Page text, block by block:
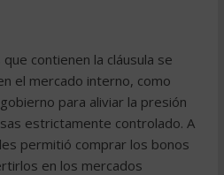
contienen la cláusula se
el mercado interno, como
para aliviar la presión
estrictamente controlado. A
permitió comprar los bonos
en los mercados